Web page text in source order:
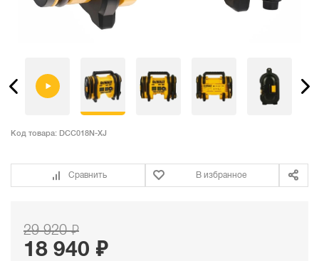
Код товара: DCC018N-XJ
Сравнить В избранное
29 920 ₽
18 940 ₽